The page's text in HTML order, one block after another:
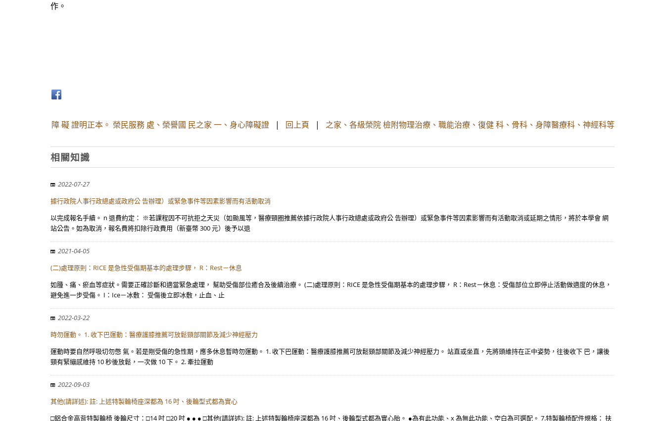
作。
障 礙 證明正本。 榮民服務 處、榮譽國 民之家 一、身心障礙證 | 回上頁 | 之家、各級榮院 檢附物理治療、職能治療、復健 科、骨科、身障醫療科、神經科等
相關知識
2022-07-27
據行政院人事行政總處或政府公 告辦理）或緊急事件等因素影響而有活動取消
以完成報名手續。 n 退費約定： ※若課程因不可抗拒之天災（如颱風等，醫療頸圈推薦依據行政院人事行政總處或政府公 告辦理）或緊急事件等因素影響而有活動取消或延期之情形，將於本學會 網
站公告。如為取消，報名費將扣除行政費用（新臺幣 300 元）後予以退
2021-04-05
(二)處理原則：RICE 是急性受傷期基本的處理步驟， R：Rest－休息
如腫、痛、瘀血等症狀。需要正確診斷和適當緊急處理， 幫助受傷部位癒合及後續治療。 (二)處理原則：RICE 是急性受傷期基本的處理步驟， R：Rest－休息：受傷部位立即停止活動做適度的休息，
避免進一步受傷。 I：Ice－冰敷： 受傷後立即冰敷，止血、止
2022-03-22
時勿運動。 1. 收下巴運動：醫療護膝推薦可放鬆頸部關節及減少神經壓力
運動時要自然呼吸切勿憋 氣。若是剛受傷的急性期，應多休息暫時勿運動。 1. 收下巴運動：醫療護膝推薦可放鬆頸部關節及減少神經壓力。 站直或坐直，先將頭維持在正中姿勢，往後收下 巴，讓後
頸有緊繃感維持 10 秒後放鬆，一次做 10 下。 2. 牽拉運動
2022-09-03
其他(請詳述): 註: 上述特製輪椅座深都為 16 吋、後輪型式都為實心
□鋁合金高背特製輪椅 後輪尺寸：□14 吋 □20 吋 ● ● ● □其他(請詳述): 註: 上述特製輪椅座深都為 16 吋、後輪型式都為實心胎。 ●為有此功能、x 為無此功能、空白為可選配。 7.特製輪椅配件規格： 扶